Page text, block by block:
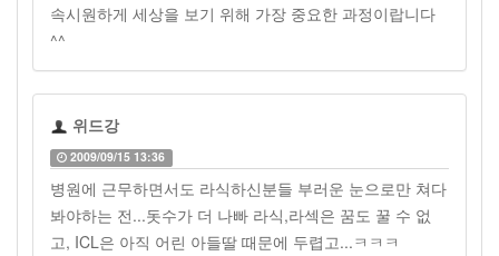
속시원하게 세상을 보기 위해 가장 중요한 과정이랍니다
^^
위드강
2009/09/15 13:36
병원에 근무하면서도 라식하신분들 부러운 눈으로만 쳐다
봐야하는 전...돗수가 더 나빠 라식,라섹은 꿈도 꿀 수 없
고, ICL은 아직 어린 아들딸 때문에 두렵고...ㅋㅋㅋ